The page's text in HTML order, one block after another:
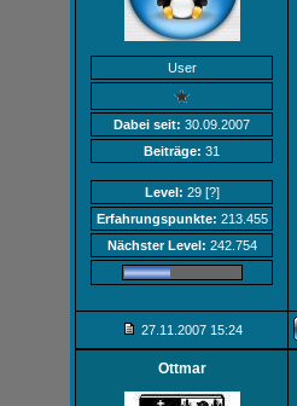
User
Dabei seit: 30.09.2007
Beiträge: 31
Level: 29 [?]
Erfahrungspunkte: 213.455
Nächster Level: 242.754
27.11.2007 15:24
Ottmar